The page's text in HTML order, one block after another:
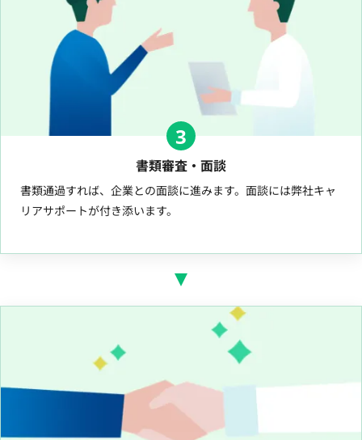
3
書類審査・面談
書類通過すれば、企業との面談に進みます。面談には弊社キャ
リアサポートが付き添います。